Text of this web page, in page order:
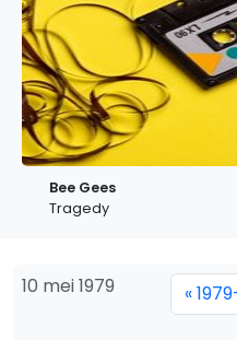
Bee Gees
Tragedy
10 mei 1979 «